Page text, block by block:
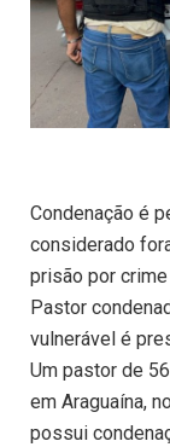
Condenação é
considerado
prisão por
Pastor
vulnerável é
Um pastor de
em Araguaína,
possui